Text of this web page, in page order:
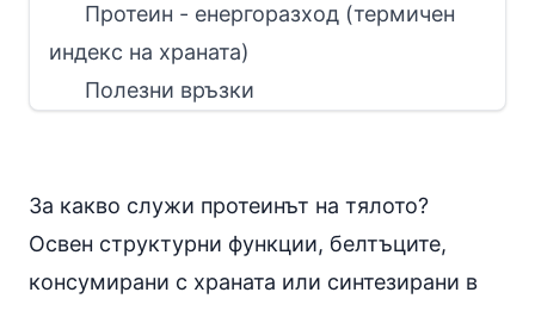
Протеин - енергоразход (термичен
индекс на храната)
Полезни връзки
За какво служи протеинът на тялото?
Освен структурни функции, белтъците,
консумирани с храната или синтезирани в